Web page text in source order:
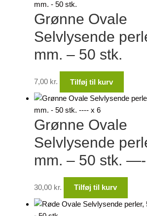
Grønne Ovale
Selvlysende
mm. – 50 stk.
7,00 kr. Tilføj til kurv
Grønne Ovale
Selvlysende
mm. – 50 stk.
30,00 kr. Tilføj til kurv